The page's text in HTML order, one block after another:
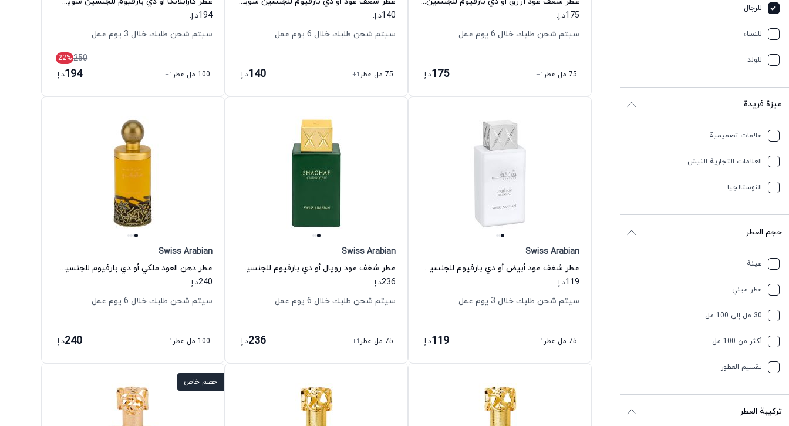
للرجال
للنساء
للولد
ميزة فريدة
علامات تصميمية
العلامات التجارية النيش
النوستالجيا
حجم العطر
عينة
عطر ميني
30 مل إلى 100 مل
أكثر من 100 مل
تقسیم العطور
ترکیبة العطر
175د.إ.
سيتم شحن طلبك خلال 6 يوم عمل
75 مل عطر +1
175د.إ.
140د.إ.
سيتم شحن طلبك خلال 6 يوم عمل
75 مل عطر +1
140د.إ.
194د.إ.
سيتم شحن طلبك خلال 3 يوم عمل
250
22%
100 مل عطر
+1
194د.إ.
Swiss Arabian
عطر شغف عود أبيض أو دي بارفيوم للجنسين سويس أربيان
119د.إ.
سيتم شحن طلبك خلال 3 يوم عمل
75 مل عطر +1
119د.إ.
Swiss Arabian
عطر شغف عود رويال أو دي بارفيوم للجنسين سويس أربيان
236د.إ.
سيتم شحن طلبك خلال 6 يوم عمل
75 مل عطر +1
236د.إ.
Swiss Arabian
عطر دهن العود ملكي أو دي بارفيوم للجنسين سويس أربيان
240د.إ.
سيتم شحن طلبك خلال 6 يوم عمل
100 مل عطر +1
240د.إ.
خصم خاص